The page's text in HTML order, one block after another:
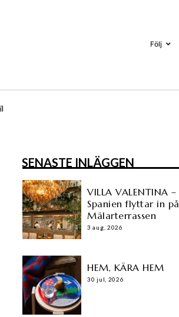
Följ
SENASTE INLÄGGEN
VILLA VALENTINA –
Spanien flyttar in på
Mälarterrassen
3 aug, 2026
HEM, KÄRA HEM
30 jul, 2026